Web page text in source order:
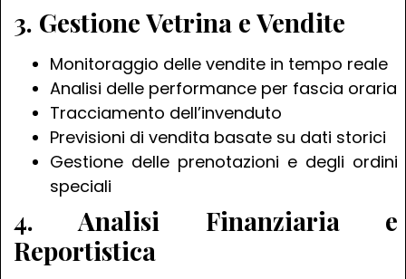
3. Gestione Vetrina e Vendite
Monitoraggio delle vendite in tempo reale
Analisi delle performance per fascia oraria
Tracciamento dell’invenduto
Previsioni di vendita basate su dati storici
Gestione delle prenotazioni e degli ordini
speciali
4. Analisi Finanziaria e
Reportistica